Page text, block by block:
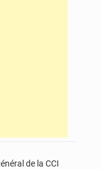
de la CCI